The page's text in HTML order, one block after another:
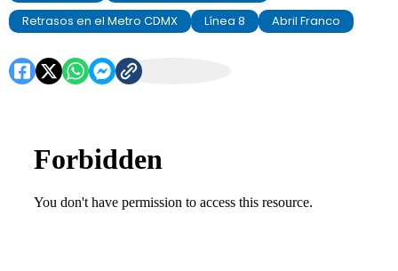
Retrasos en el Metro CDMX
Línea 8 Abril Franco